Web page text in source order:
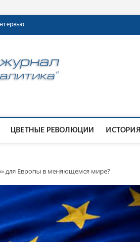
ЦВЕТНЫЕ РЕВОЛЮЦИИ ИСТОРИЯ
для Европы в меняющемся мире?